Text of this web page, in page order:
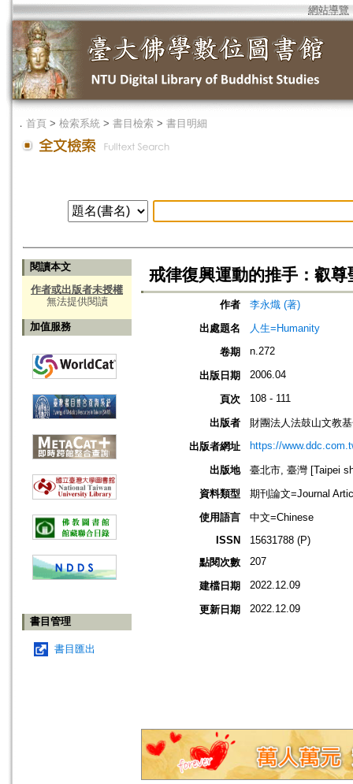
網站導覽
． 首頁 > 檢索系統 > 書目檢索 > 書目明細
閱讀本文
作者或出版者未授權
無法提供閱讀
加值服務
書目管理
書目匯出
戒律復興運動的推手：叡尊
作者
李永熾 (著)
出處題名
人生=Humanity
卷期
n.272
出版日期 2006.04
頁次 108 - 111
出版者
財團法人法鼓山文教
出版者網址
https://
出版地
臺北市, 臺灣 [Taipei
資料類型
期刊論文=Journal
使用語言
中文=Chinese
ISSN
15631788 (P)
點閱次數
207
建檔日期 2022.12.09
更新日期 2022.12.09